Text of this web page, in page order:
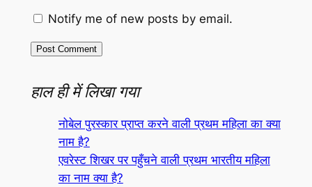
Notify me of new posts by email.
हाल ही में लिखा गया
नोबेल पुरस्कार प्राप्त करने वाली प्रथम महिला का क्या
नाम है?
एवरेस्ट शिखर पर पहुँचने वाली प्रथम भारतीय महिला
का नाम क्या है?